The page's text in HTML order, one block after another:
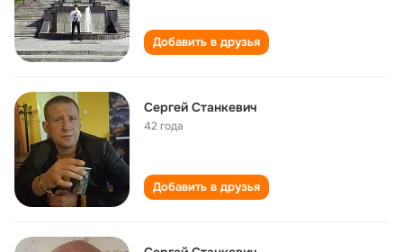
Добавить в друзья
Сергей Станкевич
42 года
Добавить в друзья